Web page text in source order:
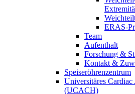
ERAS-
Team
Aufenthalt
Forschung &
Kontakt &
Speiseröhrenzentrum
Universitäres
(UCACH)